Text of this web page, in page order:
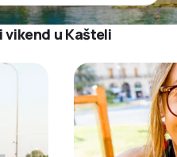
vikend u Kašteli